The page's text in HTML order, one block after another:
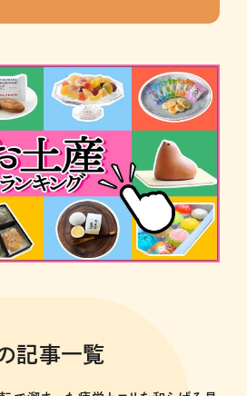
記事一覧